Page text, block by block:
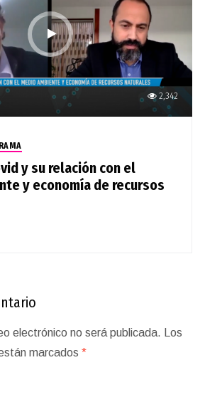
2,342
y su relación con el
y economía de recursos
electrónico no será publicada.
Los
marcados *